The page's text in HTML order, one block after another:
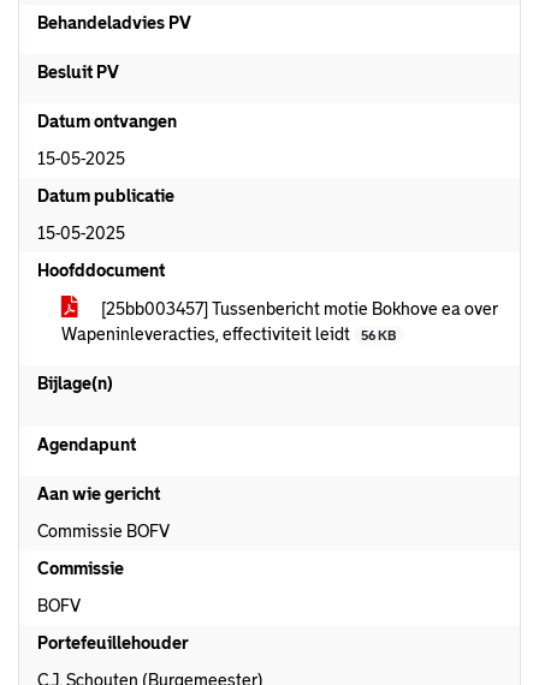
Behandeladvies PV
Besluit PV
Datum ontvangen
15-05-2025
Datum publicatie
15-05-2025
Hoofddocument
[25bb003457] Tussenbericht motie Bokhove ea over
Wapeninleveracties, effectiviteit leidt
56 KB
Bijlage(n)
Agendapunt
Aan wie gericht
Commissie BOFV
Commissie
BOFV
Portefeuillehouder
C.J. Schouten (Burgemeester)